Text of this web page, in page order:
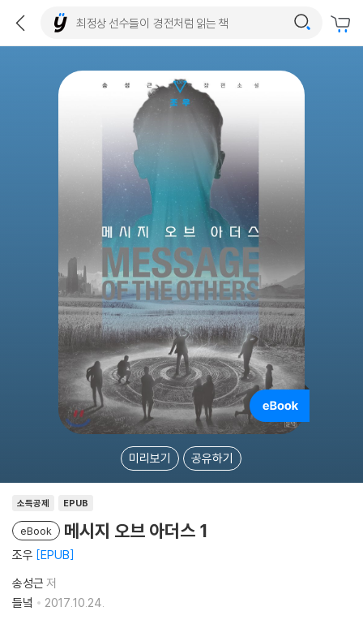
미리보기 공유하기
소득공제 EPUB
eBook 메시지 오브 아더스 1
조우 EPUB
송성근 저
들녘
2017.10.24.